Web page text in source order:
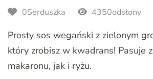
0Serduszka 4350odsłony
Prosty sos wegański z zielonym
który zrobisz w kwadrans! Pasuje
makaronu, jak i ryżu.